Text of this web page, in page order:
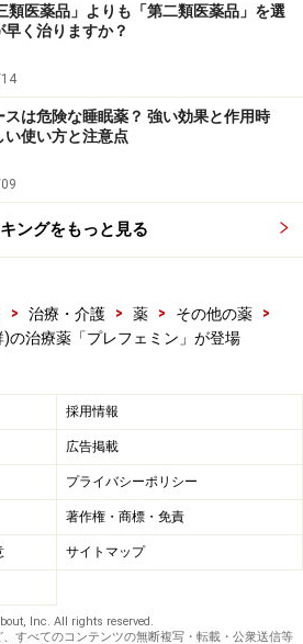
のです。最新の内容をご確認くださ
医療従事者等による情報の提供は、診
ん。診断・治療を必要とする方は、適
すすめいたします。記事内容は執筆者
り、全ての方への有効性を保証するも
トで提供する情報に基づいて被ったい
社、各ガイド、その他当社と契約した
負いかねます。
類医薬品」よりも「第二類医薬品」を選
早く治りますか？
スは危険な睡眠薬？ 強い効果と作用時
い使い方と注意点
ングをもっと見る
> 治療・介護 > 薬 > その他の薬
>
)の治療薬「プレフェミン」が登場
採用情報
広告掲載
プライバシーポリシー
著作権・商標・免責
サイトマップ
Inc. All rights reserved.
すべてのコンテンツの無断複写・転載・公衆送信等